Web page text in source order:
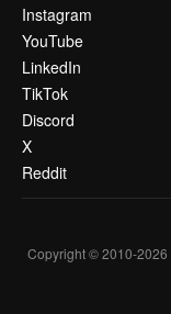
Instagram
YouTube
LinkedIn
TikTok
Discord
X
Reddit
Copyright © 2010-2026